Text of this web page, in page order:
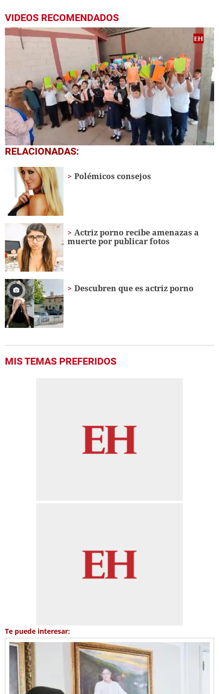
VIDEOS RECOMENDADOS
0
seconds
minute,
seconds
RELACIONADAS:
Polémicos consejos
Actriz porno recibe amenazas a
muerte por publicar fotos
Descubren que es actriz porno
MIS TEMAS PREFERIDOS
Te puede interesar: